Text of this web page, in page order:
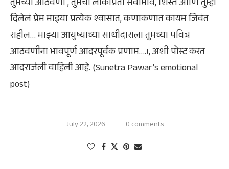
तुमच्या आठवणी , तुमचा लोकांप्रती सेवाभाव, शिस्त आणि तुम्ही
दिलेलं प्रेम माझ्या प्रत्येक श्वासात, कणाकणात कायम जिवंत
राहील… माझ्या आयुष्याच्या साथीदाराला तुमच्या पवित्र
आठवणींना भावपूर्ण आदरपूर्वंक प्रणाम….!, अशी पोस्ट करत
आदराजंली वाहिली आहे. (Sunetra Pawar’s emotional
post)
July 22, 2026 0 comments